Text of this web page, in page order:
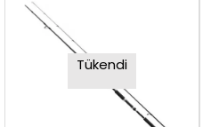
Tükendi